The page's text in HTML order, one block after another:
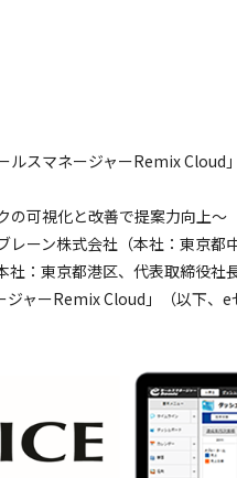
ルスマネージャーRemix
の可視化と改善で提案力向上～
ーン株式会社（本社：東京都
社：東京都港区、代表取締役
ジャーRemix Cloud」（以下、